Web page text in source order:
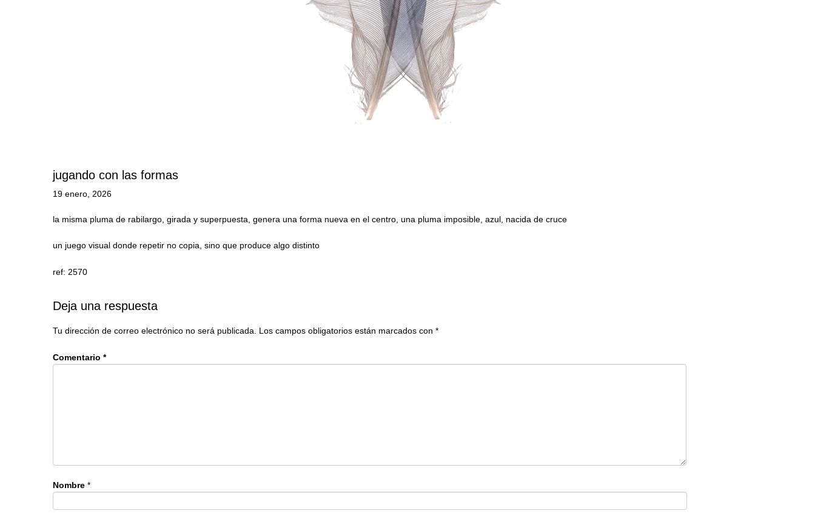
jugando con las formas
19 enero, 2026
la misma pluma de rabilargo, girada y superpuesta, genera una forma nueva en el centro, una pluma imposible, azul, nacida de cruce
un juego visual donde repetir no copia, sino que produce algo distinto
ref: 2570
Deja una respuesta
Tu dirección de correo electrónico no será publicada. Los campos obligatorios están marcados con *
Comentario *
Nombre *